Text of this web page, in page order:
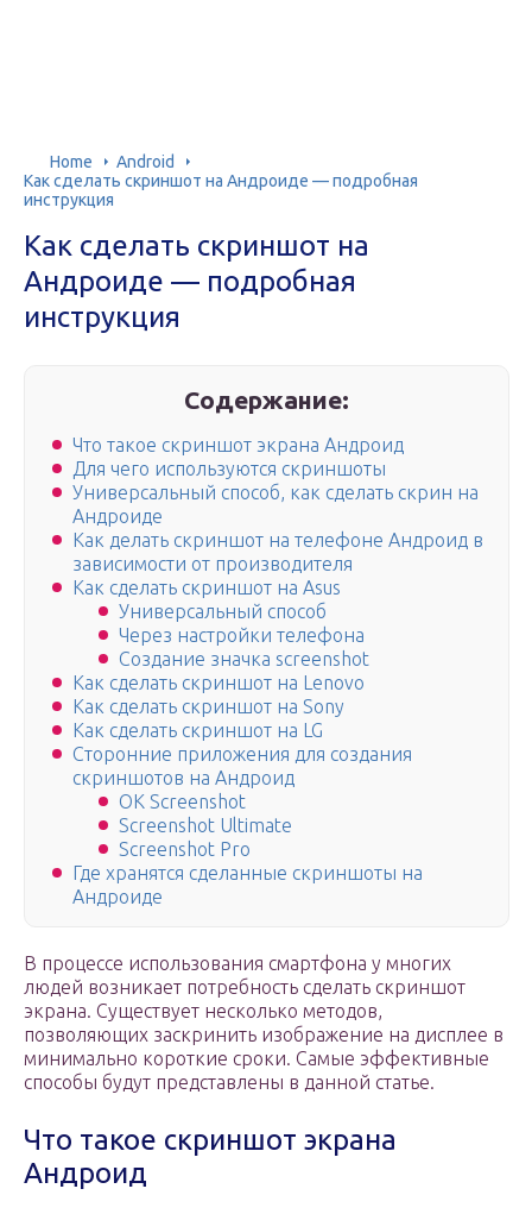
Home
Android
Как сделать скриншот на Андроиде — подробная
инструкция
Как сделать скриншот на
Андроиде — подробная
инструкция
Содержание:
Что такое скриншот экрана Андроид
Для чего используются скриншоты
Универсальный способ, как сделать скрин на
Андроиде
Как делать скриншот на телефоне Андроид в
зависимости от производителя
Как сделать скриншот на Asus
Универсальный способ
Через настройки телефона
Создание значка screenshot
Как сделать скриншот на Lenovo
Как сделать скриншот на Sony
Как сделать скриншот на LG
Сторонние приложения для создания
скриншотов на Андроид
OK Screenshot
Screenshot Ultimate
Screenshot Pro
Где хранятся сделанные скриншоты на
Андроиде
В процессе использования смартфона у многих
людей возникает потребность сделать скриншот
экрана. Существует несколько методов,
позволяющих заскринить изображение на дисплее в
минимально короткие сроки. Самые эффективные
способы будут представлены в данной статье.
Что такое скриншот экрана
Андроид